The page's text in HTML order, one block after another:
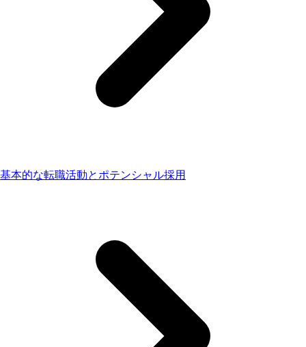
基本的な転職活動とポテンシャル採用